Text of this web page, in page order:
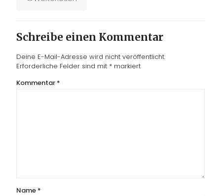
Schreibe einen Kommentar
Deine E-Mail-Adresse wird nicht veröffentlicht.
Erforderliche Felder sind mit * markiert
Kommentar *
Name *